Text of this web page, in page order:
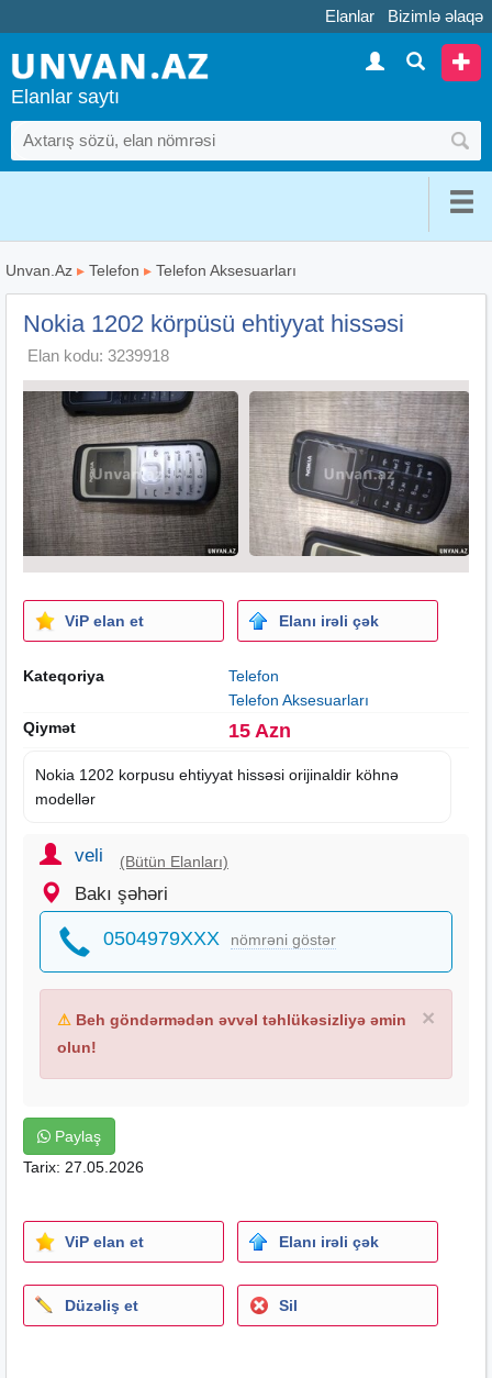
Elanlar Bizimlə əlaqə
Elanlar saytı
Unvan.Az ▸ Telefon ▸ Telefon Aksesuarları
Nokia 1202 körpüsü ehtiyyat hissəsi
Elan kodu: 3239918
ViP elan et Elanı irəli çək
Kateqoriya
Telefon
Telefon Aksesuarları
Qiymət
15 Azn
Nokia 1202 korpusu ehtiyyat hissəsi orijinaldir köhnə
modellər
veli (Bütün Elanları)
Bakı şəhəri
0504979XXX nömrəni göstər
×
⚠ Beh göndərmədən əvvəl təhlükəsizliyə əmin
olun!
Paylaş
Tarix: 27.05.2026
ViP elan et Elanı irəli çək
Düzəliş et Sil